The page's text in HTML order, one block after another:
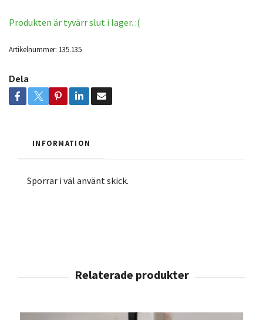
Produkten är tyvärr slut i lager. :(
Artikelnummer: 135.135
Dela
INFORMATION
Sporrar i väl använt skick.